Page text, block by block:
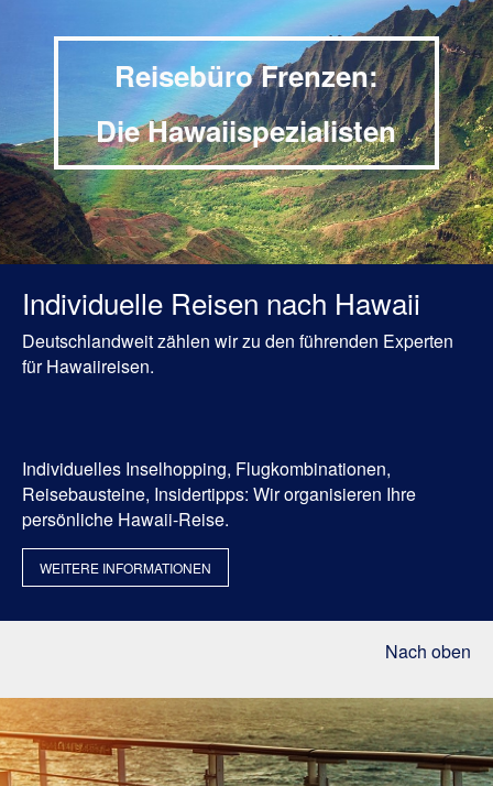
Reisebüro Frenzen:
Die Hawaiispezialisten
Individuelle Reisen nach Hawaii
Deutschlandweit zählen wir zu den führenden Experten
für Hawaiireisen.
Individuelles Inselhopping, Flugkombinationen,
Reisebausteine, Insidertipps: Wir organisieren Ihre
persönliche Hawaii-Reise.
WEITERE INFORMATIONEN
Nach oben